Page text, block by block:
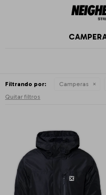
Filtrando por: Camperas
Quitar filtros